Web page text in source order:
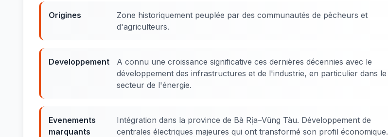
Origines
Zone historiquement peuplée par des communautés de pêcheurs et
d'agriculteurs.
Developpement
A connu une croissance significative ces dernières décennies avec le
développement des infrastructures et de l'industrie, en particulier dans le
secteur de l'énergie.
Evenements
marquants
Intégration dans la province de Bà Rịa–Vũng Tàu. Développement de
centrales électriques majeures qui ont transformé son profil économique.